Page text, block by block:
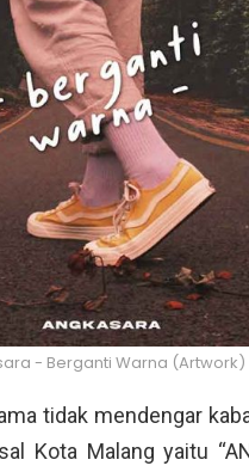
- Berganti Warna (Artwork)
tidak mendengar
Kota Malang yaitu